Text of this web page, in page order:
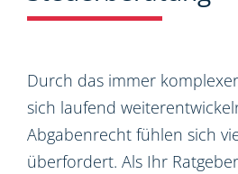
Durch das immer
sich laufend
Abgabenrecht fühlen sich
überfordert. Als Ihr